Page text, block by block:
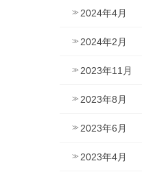
2024年4月
2024年2月
2023年11月
2023年8月
2023年6月
2023年4月